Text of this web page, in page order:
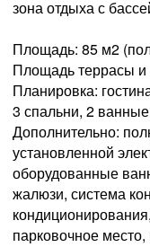
зона отдыха с
Площадь: 85 м2
Площадь террасы
Планировка:
3 спальни, 2
Дополнительно:
установленной
оборудованные
жалюзи, система
парковочное